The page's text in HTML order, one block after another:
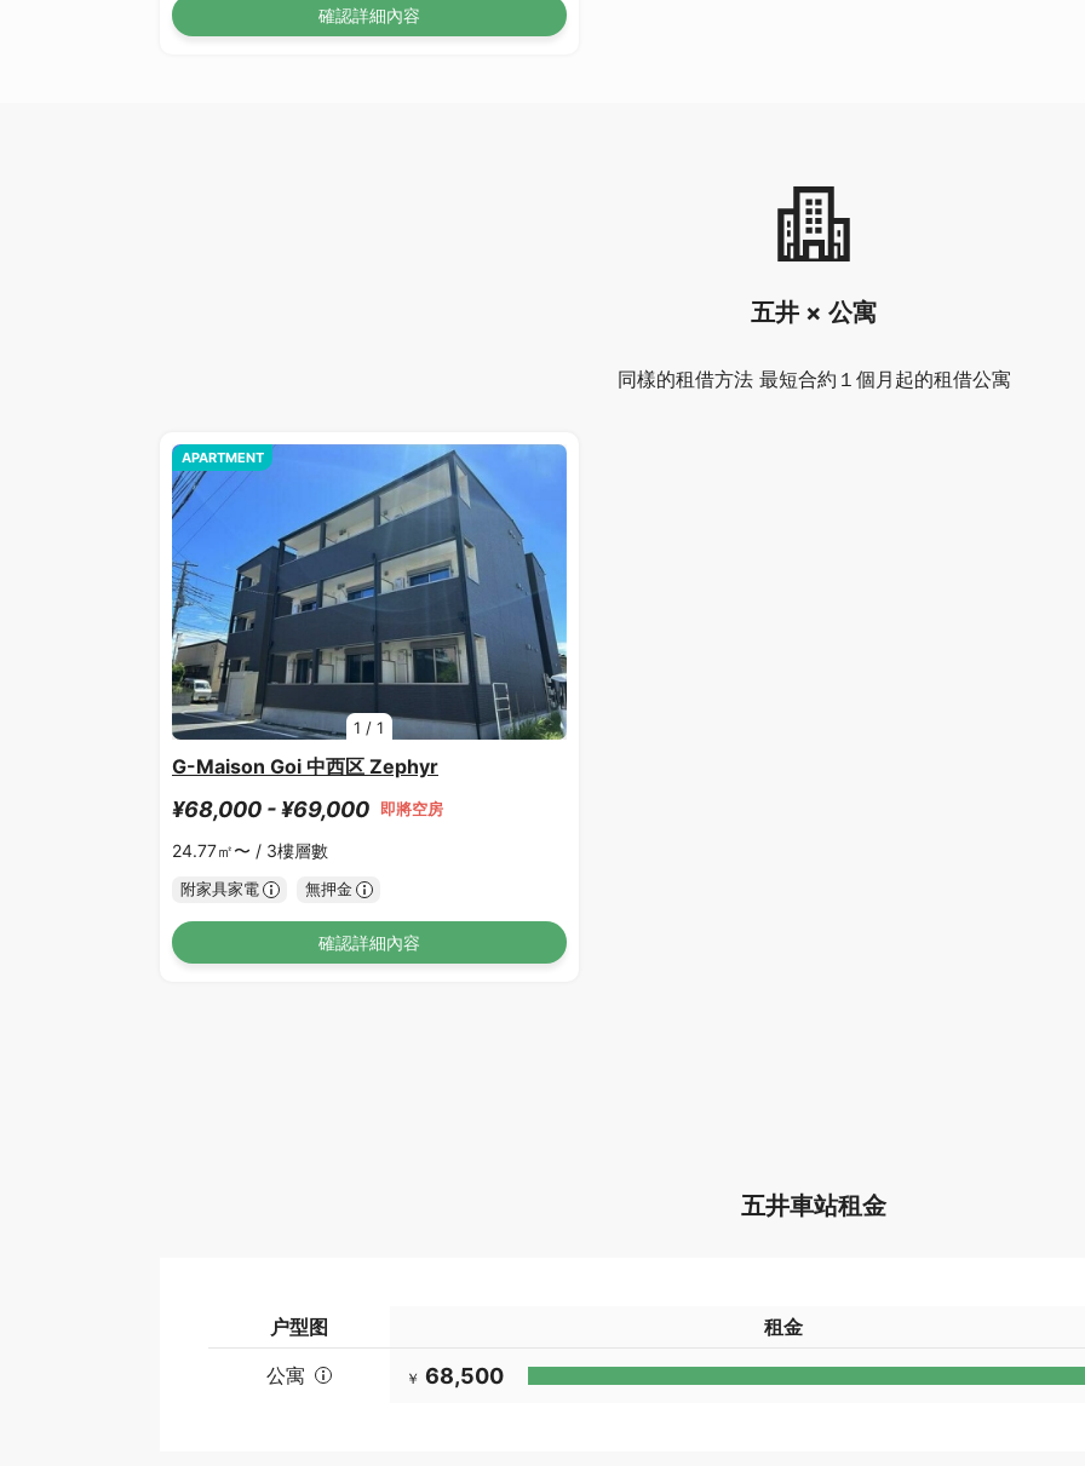
確認詳細內容
五井 × 公寓
同樣的租借方法 最短合約１個月起的租借公寓
1 /1
APARTMENT
G-Maison Goi 中西区 Zephyr
¥68,000 - ¥69,000 即將空房
24.77㎡〜 / 3樓層數
附家具家電 無押金
確認詳細內容
五井車站租金
户型图
租金
公寓
￥ 68,500